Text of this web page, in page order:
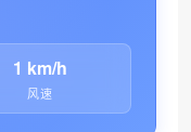
1 km/h
风速